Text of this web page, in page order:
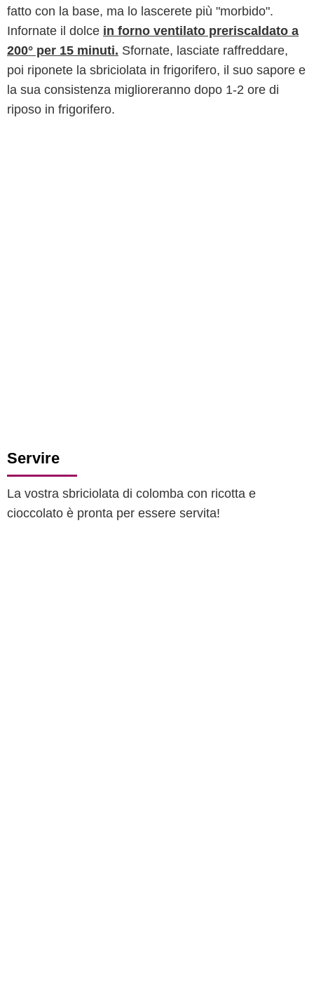
fatto con la base, ma lo lascerete più "morbido".
Infornate il dolce in forno ventilato preriscaldato a
200° per 15 minuti. Sfornate, lasciate raffreddare,
poi riponete la sbriciolata in frigorifero, il suo sapore e
la sua consistenza miglioreranno dopo 1-2 ore di
riposo in frigorifero.
Servire
La vostra sbriciolata di colomba con ricotta e
cioccolato è pronta per essere servita!